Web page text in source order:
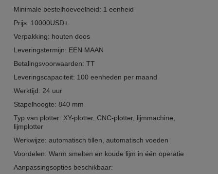
Minimale bestelhoeveelheid: 1 eenheid
Prijs: 10000USD+
Verpakking: houten doos
Leveringstermijn: EEN MAAN
Betalingsvoorwaarden: TT
Leveringscapaciteit: 100 eenheden per maand
Werktijd: 24 uur
Stapelhoogte: 840 mm
Typ van plotter: XY-plotter, CNC-plotter, lijmmachine,
lijmplotter
Werkwijze: automatisch tillen, automatisch voeden
Voordelen: Warm smelten en koude lijm in één operatie
Aanpassingsopties beschikbaar: